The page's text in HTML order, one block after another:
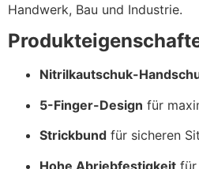
Handwerk, Bau und Industrie.
Nitrilkautschuk-
5-Finger-Design für
Strickbund für sicheren
Hohe Abriebfestigkeit für